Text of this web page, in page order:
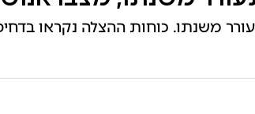
משנתו. כוחות ההצלה נקראו